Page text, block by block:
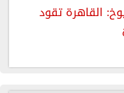
القاهرة تقود